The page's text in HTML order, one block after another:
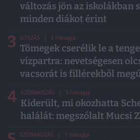
változás jön az iskolákban
minden diákot érint
3 UTAZÁS | 3 hónapja
Tömegek cserélik le a
vízpartra: nevetségesen
vacsorát is fillérekből
4 SZÓRAKOZÁS | 3 hónapja
Kiderült, mi okozhatta
halálát: megszólalt Mucsi
SZÓRAKOZÁS | 1 hónapja